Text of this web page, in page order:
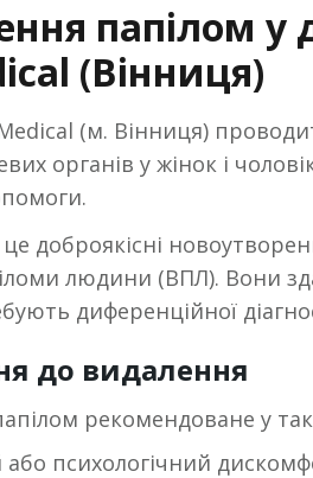
папілом у
(Вінниця)
Medical (м. Вінниця)
органів у жінок і
доброякісні
людини (ВПЛ). Вони
диференційної
до видалення
рекомендоване у
або психологічний